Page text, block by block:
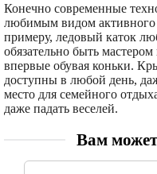
Конечно современные
любимым видом активного
примеру, ледовый каток
обязательно быть
впервые обувая коньки.
доступны в любой день,
место для семейного
даже падать веселей.
Вам